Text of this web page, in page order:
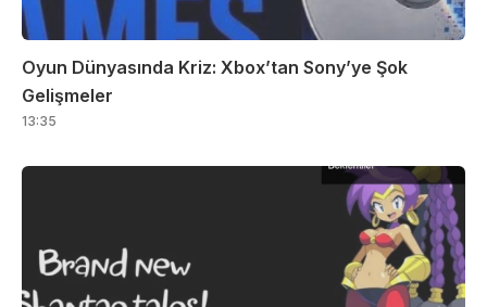
Oyun Dünyasında Kriz: Xbox’tan Sony’ye Şok
Gelişmeler
13:35